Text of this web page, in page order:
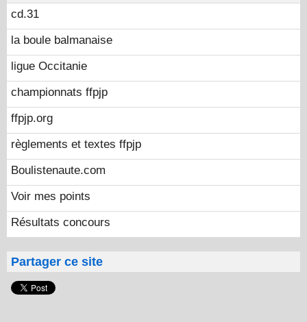
cd.31
la boule balmanaise
ligue Occitanie
championnats ffpjp
ffpjp.org
règlements et textes ffpjp
Boulistenaute.com
Voir mes points
Résultats concours
Partager ce site